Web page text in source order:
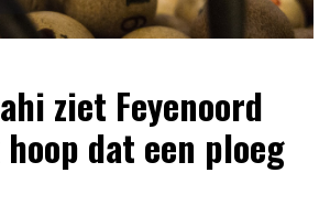
RSS
ziet Feyenoord
dat een ploeg